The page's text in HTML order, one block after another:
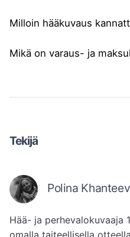
Milloin hääkuvaus
Mikä on varaus- ja
Tekijä
Polina
Hää- ja perhevalokuvaaja